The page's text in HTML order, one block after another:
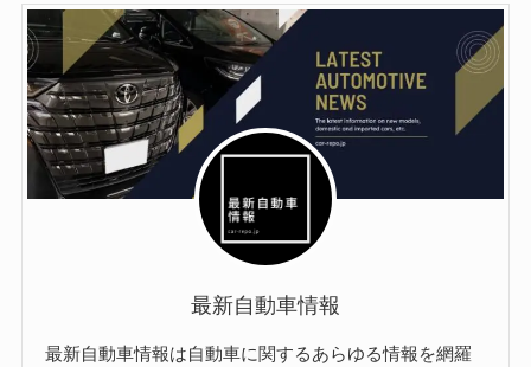
最新自動車情報
最新自動車情報は自動車に関するあらゆる情報を網羅